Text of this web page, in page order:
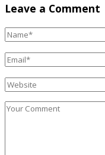
Leave a Comment